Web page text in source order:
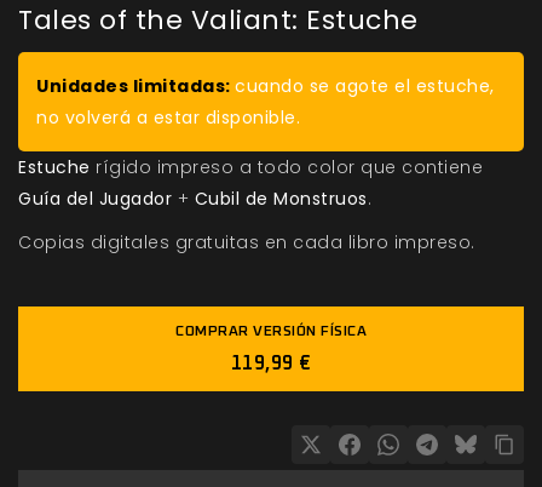
Tales of the Valiant: Estuche
Unidades limitadas: cuando se agote el estuche,
no volverá a estar disponible.
Estuche rígido impreso a todo color que contiene
Guía del Jugador + Cubil de Monstruos.
Copias digitales gratuitas en cada libro impreso.
COMPRAR VERSIÓN FÍSICA
119,99 €